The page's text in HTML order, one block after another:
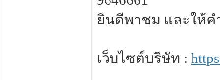
ยินดีพาชม และให้ค
เว็บไซต์บริษัท :